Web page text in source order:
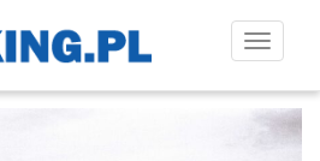
Toggle